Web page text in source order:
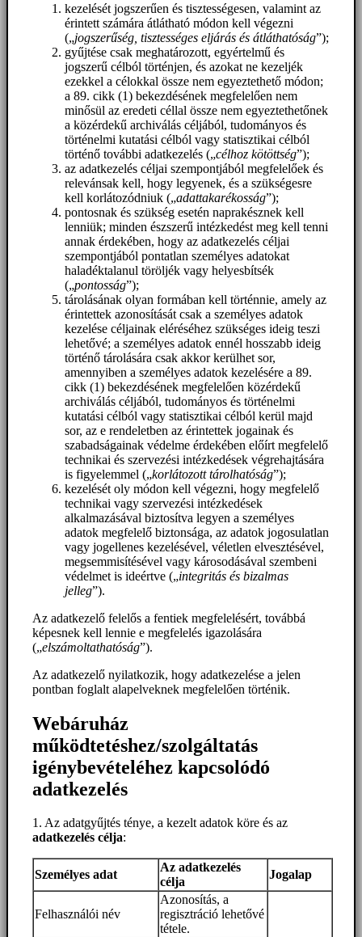
kezelését jogszerűen és tisztességesen, valamint az
érintett számára átlátható módon kell végezni
(„jogszerűség, tisztességes eljárás és átláthatóság”);
gyűjtése csak meghatározott, egyértelmű és
jogszerű célból történjen, és azokat ne kezeljék
ezekkel a célokkal össze nem egyeztethető módon;
a 89. cikk (1) bekezdésének megfelelően nem
minősül az eredeti céllal össze nem egyeztethetőnek
a közérdekű archiválás céljából, tudományos és
történelmi kutatási célból vagy statisztikai célból
történő további adatkezelés („célhoz kötöttség”);
az adatkezelés céljai szempontjából megfelelőek és
relevánsak kell, hogy legyenek, és a szükségesre
kell korlátozódniuk („adattakarékosság”);
pontosnak és szükség esetén naprakésznek kell
lenniük; minden észszerű intézkedést meg kell tenni
annak érdekében, hogy az adatkezelés céljai
szempontjából pontatlan személyes adatokat
haladéktalanul töröljék vagy helyesbítsék
(„pontosság”);
tárolásának olyan formában kell történnie, amely az
érintettek azonosítását csak a személyes adatok
kezelése céljainak eléréséhez szükséges ideig teszi
lehetővé; a személyes adatok ennél hosszabb ideig
történő tárolására csak akkor kerülhet sor,
amennyiben a személyes adatok kezelésére a 89.
cikk (1) bekezdésének megfelelően közérdekű
archiválás céljából, tudományos és történelmi
kutatási célból vagy statisztikai célból kerül majd
sor, az e rendeletben az érintettek jogainak és
szabadságainak védelme érdekében előírt megfelelő
technikai és szervezési intézkedések végrehajtására
is figyelemmel („korlátozott tárolhatóság”);
kezelését oly módon kell végezni, hogy megfelelő
technikai vagy szervezési intézkedések
alkalmazásával biztosítva legyen a személyes
adatok megfelelő biztonsága, az adatok jogosulatlan
vagy jogellenes kezelésével, véletlen elvesztésével,
megsemmisítésével vagy károsodásával szembeni
védelmet is ideértve („integritás és bizalmas
jelleg”).
Az adatkezelő felelős a fentiek megfelelésért, továbbá
képesnek kell lennie e megfelelés igazolására
(„elszámoltathatóság”).
Az adatkezelő nyilatkozik, hogy adatkezelése a jelen
pontban foglalt alapelveknek megfelelően történik.
Webáruház
működtetéshez/szolgáltatás
igénybevételéhez kapcsolódó
adatkezelés
1. Az adatgyűjtés ténye, a kezelt adatok köre és az
adatkezelés célja:
Személyes adat
Az adatkezelés
célja
Jogalap
Felhasználói név
Azonosítás, a
regisztráció lehetővé
tétele.